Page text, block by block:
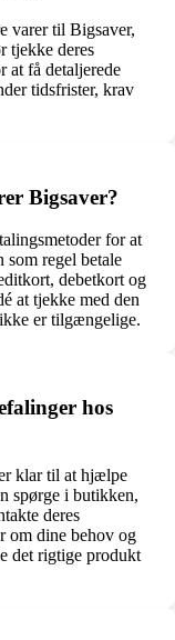
varer til Bigsaver,
tjekke deres
at få detaljerede
tidsfrister, krav
Bigsaver?
for at
som regel betale
debetkort og
at tjekke med den
er tilgængelige.
hos
klar til at hjælpe
spørge i butikken,
deres
om dine behov og
det rigtige produkt